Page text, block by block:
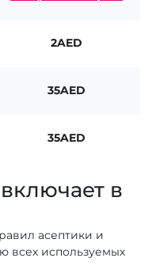
2AED
35AED
35AED
в
асептики и
всех используемых